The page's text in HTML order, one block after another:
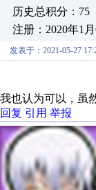
历史总积分：75
注册：2020年1月
发表于：2021-05-27
我也认为可以，虽
回复 引用 举报